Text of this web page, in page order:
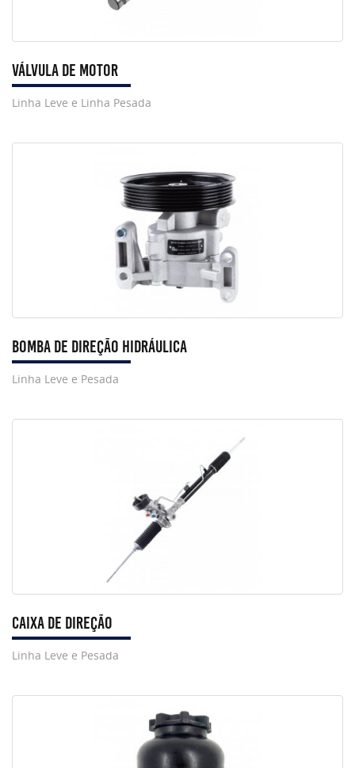
Válvula de Motor
Linha Leve e Linha Pesada
Bomba de Direção Hidráulica
Linha Leve e Pesada
Caixa de Direção
Linha Leve e Pesada